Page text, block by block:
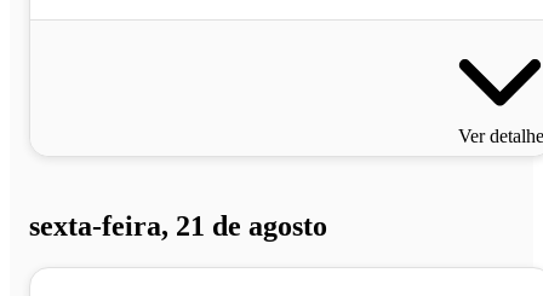
Ver
sexta-feira, 21 de agosto